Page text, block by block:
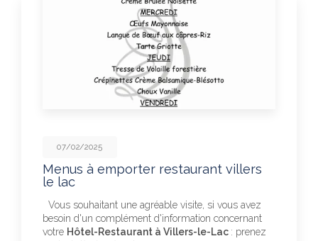
07/02/2025
Menus à emporter restaurant villers
le lac
Vous souhaitant une agréable visite, si vous avez
besoin d'un complément d'information concernant
votre Hôtel-Restaurant à Villers-le-Lac : prenez